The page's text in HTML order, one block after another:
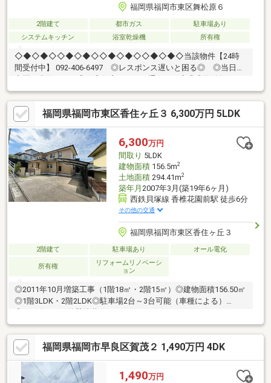
福岡県福岡市東区舞松原６
2階建て 都市ガス
駐車場あり
システムキッチン
浴室乾燥機 所有権
◇◆◇◆◇◇◆◇◆◇◇◆◇◆◇◇◆◇◆◇当該物件【24時
間受付中】 092-406-6497 ◎レスポンス遅いと困る◎ ◎当日・
まず何からすればいい？◎小さなことからなんでも・いつでも♪〇
子育てにうれしい住環境、家族みんなが心地よく暮らせる一邸♪〇
新耐震基準・住宅ローン控除利用可♪〇水回り新品交換済みで快適
にご入居♪【教育】◆舞松原小学校：徒歩2分◆多々良中学校：徒
歩15分【暮らし】◆サニー舞松原店：徒歩8分◆FCO・OP舞松原
店：徒歩9分◇◆◇◆◇◇◆◇◆◇◇◆◇◆◇◇◆◇◆◇
福岡県福岡市東区香住ヶ丘３ 6,300万円 5LDK
6,300万円
間取り 5LDK
建物面積156.5m2
土地面積294.41m2
築年月 2007年3月(築19年6ヶ月)
西鉄貝塚線 香椎花園前駅 徒歩6分
その他の交通
福岡県福岡市東区香住ヶ丘３
2階建て 駐車場あり オール電化
所有権
リフォームリノベーシ
ョン
◎2011年10月増築工事（1階18㎡・2階15㎡）◎建物面積156.50㎡
◎1階3LDK・2階2LDK◎駐車場2台～3台可能（車種による）
◎2024年4月頃外壁塗装
福岡県福岡市早良区賀茂２ 1,490万円 4DK
1,490万円